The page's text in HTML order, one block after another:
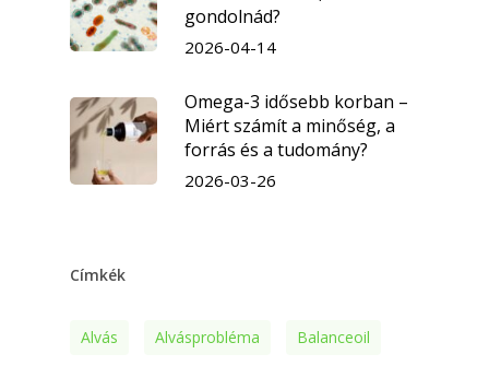
gondolnád?
2026-04-14
Omega-3 idősebb korban –
Miért számít a minőség, a
forrás és a tudomány?
2026-03-26
Címkék
Alvás Alvásprobléma Balanceoil